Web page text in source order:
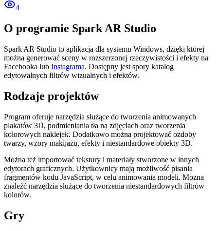
4
O programie Spark AR Studio
Spark AR Studio to aplikacja dla systemu Windows, dzięki której
można generować sceny w rozszerzonej rzeczywistości i efekty na
Facebooka lub Instagrama. Dostępny jest spory katalog
edytowalnych filtrów wizualnych i efektów.
Rodzaje projektów
Program oferuje narzędzia służące do tworzenia animowanych
plakatów 3D, podmieniania tła na zdjęciach oraz tworzenia
kolorowych naklejek. Dodatkowo można projektować ozdoby
twarzy, wzory makijażu, efekty i niestandardowe obiekty 3D.
Można też importować tekstury i materiały stworzone w innych
edytorach graficznych. Użytkownicy mają możliwość pisania
fragmentów kodu JavaScript, w celu animowania modeli. Można
znaleźć narzędzia służące do tworzenia niestandardowych filtrów
kolorów.
Gry